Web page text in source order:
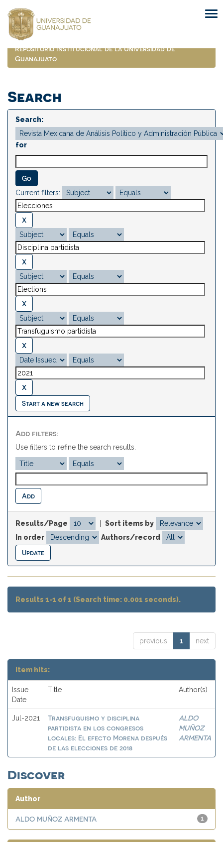
navigation
Repositorio Institucional de la Universidad de
Guanajuato
Search
Search:
for
Current filters:
Start a new search
Add filters:
Use filters to refine the search results.
Results/Page
Sort items by
In order
Authors/record
Results 1-1 of 1 (Search time: 0.001 seconds).
previous 1 next
Item hits:
Issue
Date
Title Author(s)
Jul-2021
Transfuguismo y disciplina
partidista en los congresos
locales: El efecto Morena después
de las elecciones de 2018
ALDO
MUÑOZ
ARMENTA
Discover
Author
1
ALDO MUÑOZ ARMENTA